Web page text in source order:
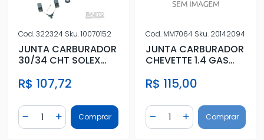
Cod.322324 Sku.10070152
JUNTA CARBURADOR
30/34 CHT SOLEX
DIAFRAGMA BOI
R$ 107,72
Diminuir Quantidade
Quantidade
Adicionar Quantidade
Comprar
Cod. MM7064 Sku. 20142094
JUNTA CARBURADOR
CHEVETTE 1.4 GAS
R$ 115,00
Diminuir Quantidade
Quantidade
AdicionarComprar